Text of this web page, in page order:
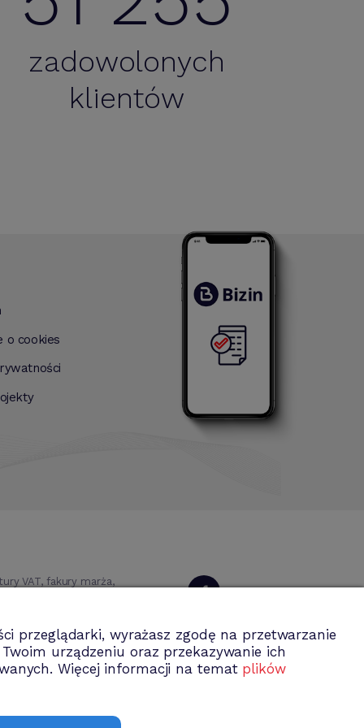
Bizin.pl. My używamy go jako narzędzie dla
przedstawiciela i sprawdza się. Często są
zmiany na prośbę użytkownika - co jest
zadowolonych
klientów
o cookies
VAT, fakury marża,
przeglądarki, wyrażasz zgodę na przetwarzanie
urządzeniu oraz przekazywanie ich
Więcej informacji na temat plików